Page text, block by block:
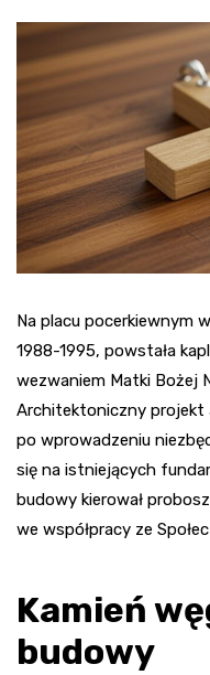
Na placu pocerkiewnym
1988-1995, powstała
wezwaniem Matki Bożej
Architektoniczny projekt
po wprowadzeniu
się na istniejących
budowy kierował
we współpracy ze
Kamień
budowy